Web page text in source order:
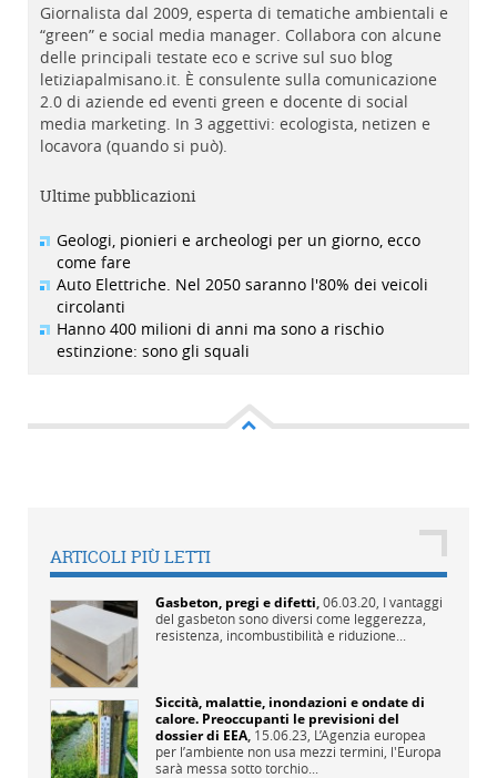
Giornalista dal 2009, esperta di tematiche ambientali e
“green” e social media manager. Collabora con alcune
delle principali testate eco e scrive sul suo blog
letiziapalmisano.it. È consulente sulla comunicazione
2.0 di aziende ed eventi green e docente di social
media marketing. In 3 aggettivi: ecologista, netizen e
locavora (quando si può).
Ultime pubblicazioni
Geologi, pionieri e archeologi per un giorno, ecco
come fare
Auto Elettriche. Nel 2050 saranno l'80% dei veicoli
circolanti
Hanno 400 milioni di anni ma sono a rischio
estinzione: sono gli squali
ARTICOLI PIÙ LETTI
Gasbeton, pregi e difetti,06.03.20, I vantaggi
del gasbeton sono diversi come leggerezza,
resistenza, incombustibilità e riduzione...
Siccità, malattie, inondazioni e ondate di
calore. Preoccupanti le previsioni del
dossier di EEA, 15.06.23, L’Agenzia europea
per l’ambiente non usa mezzi termini, l'Europa
sarà messa sotto torchio...